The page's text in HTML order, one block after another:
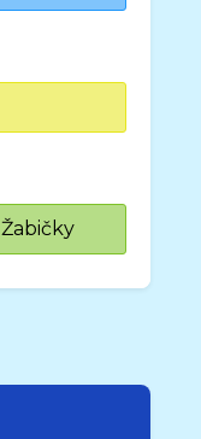
Žabičky